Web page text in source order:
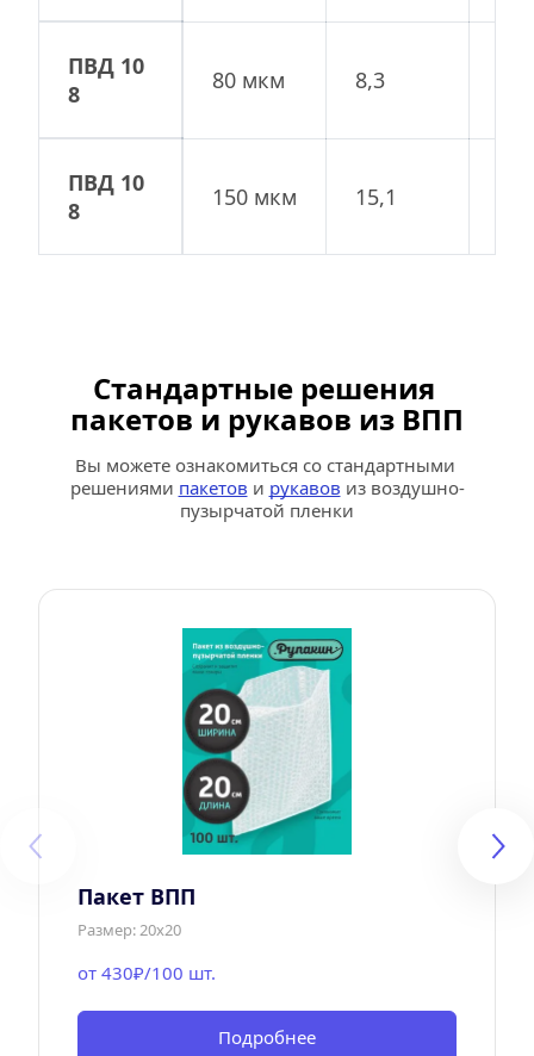
ПВД 10
8
80 мкм 8,3
ПВД 10
8
150 мкм 15,1
Стандартные решения
пакетов и рукавов из ВПП
Вы можете ознакомиться со стандартными
решениями пакетов и рукавов из воздушно-
пузырчатой пленки
Пакет ВПП
Размер: 20х20
от 430₽/100 шт.
Подробнее